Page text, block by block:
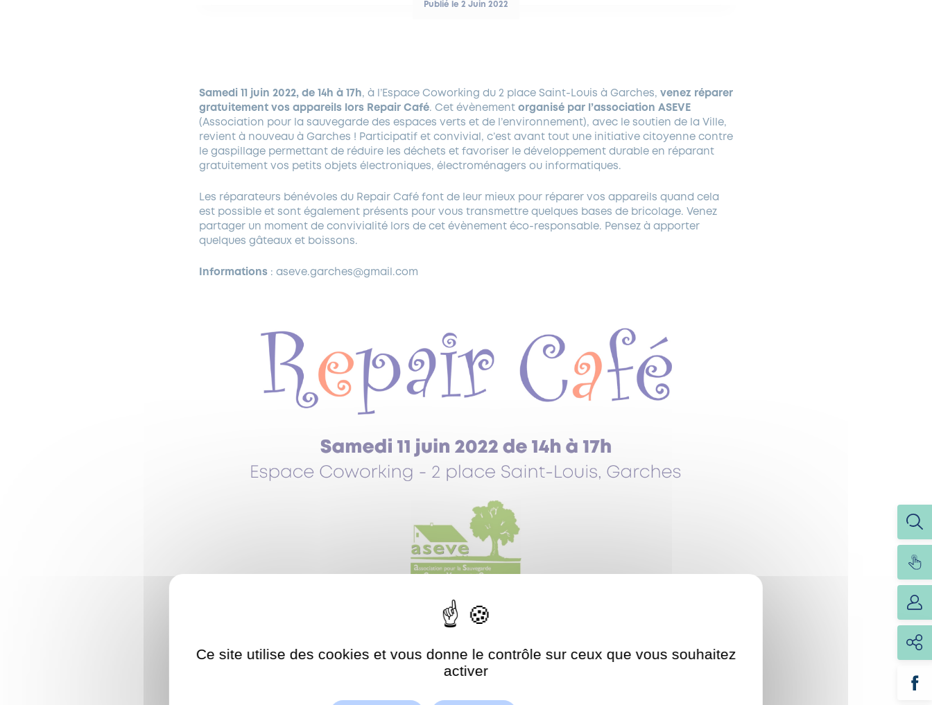
Publié le 2 Juin 2022
Samedi 11 juin 2022, de 14h à 17h, à l’Espace Coworking du 2 place Saint-Louis à Garches, venez réparer
gratuitement vos appareils lors Repair Café. Cet évènement organisé par l’association ASEVE
(Association pour la sauvegarde des espaces verts et de l’environnement), avec le soutien de la Ville,
revient à nouveau à Garches ! Participatif et convivial, c’est avant tout une initiative citoyenne contre
le gaspillage permettant de réduire les déchets et favoriser le développement durable en réparant
gratuitement vos petits objets électroniques, électroménagers ou informatiques.
Les réparateurs bénévoles du Repair Café font de leur mieux pour réparer vos appareils quand cela
est possible et sont également présents pour vous transmettre quelques bases de bricolage. Venez
partager un moment de convivialité lors de cet évènement éco-responsable. Pensez à apporter
quelques gâteaux et boissons.
Informations: aseve.garches@gmail.com
Autoriser
Ce site utilise des cookies et vous donne le contrôle sur ceux que vous souhaitez
activer